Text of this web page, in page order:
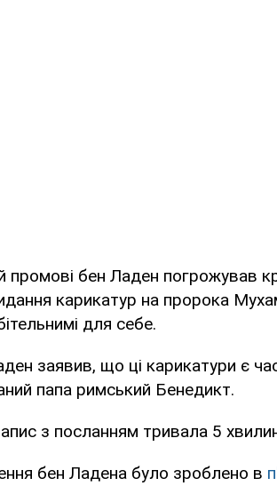
промові бен Ладен погрожував
карикатур на пророка
для себе.
заявив, що ці карикатури є
папа римський Бенедикт.
з посланням тривала 5
бен Ладена було зроблено в